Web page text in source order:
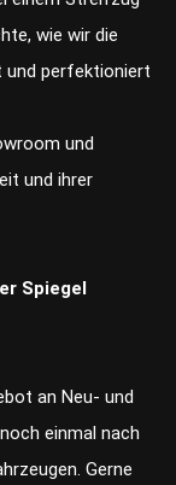
wie wir die
und perfektioniert
und
und ihrer
Spiegel
an Neu- und
einmal nach
Gerne